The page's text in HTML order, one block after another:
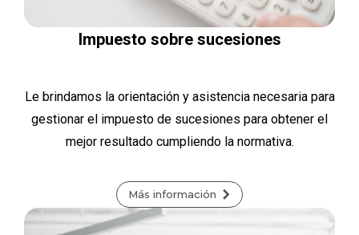
Impuesto sobre sucesiones
Le brindamos la orientación y asistencia necesaria para
gestionar el impuesto de sucesiones para obtener el
mejor resultado cumpliendo la normativa.
Más información